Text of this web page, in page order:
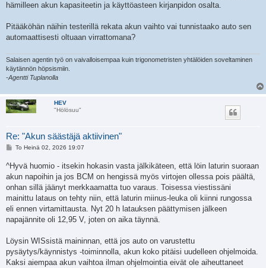
hämilleen akun kapasiteetin ja käyttöasteen kirjanpidon osalta.
Pitääköhän näihin testerillä rekata akun vaihto vai tunnistaako auto sen
automaattisesti oltuaan virrattomana?
Salaisen agentin työ on vaivalloisempaa kuin trigonometristen yhtälöiden soveltaminen
käytännön höpsismiin.
-Agentti Tuplanolla
HEV
"Hölösuu"
Re: "Akun säästäjä aktiivinen"
V
e
s
t
To Heinä 02, 2026 19:07
^Hyvä huomio - itsekin hokasin vasta jälkikäteen, että löin laturin suoraan
akun napoihin ja jos BCM on hengissä myös virtojen ollessa pois päältä,
onhan sillä jäänyt merkkaamatta tuo varaus. Toisessa viestissäni
mainittu lataus on tehty niin, että laturin miinus-leuka oli kiinni rungossa
eli ennen virtamittausta. Nyt 20 h latauksen päättymisen jälkeen
napajännite oli 12,95 V, joten on aika täynnä.
Löysin WISsistä maininnan, että jos auto on varustettu
pysäytys/käynnistys -toiminnolla, akun koko pitäisi uudelleen ohjelmoida.
Kaksi aiempaa akun vaihtoa ilman ohjelmointia eivät ole aiheuttaneet